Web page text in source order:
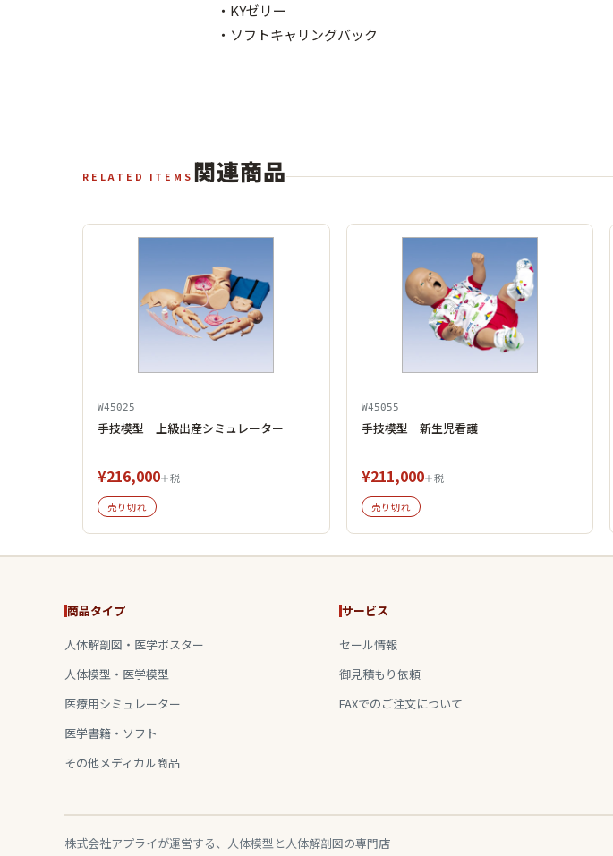
・KYゼリー
・ソフトキャリングバック
RELATED ITEMS 関連商品
W45025
手技模型 上級出産シミュレーター
¥216,000＋税
売り切れ
W45055
手技模型 新生児看護
¥211,000＋税
売り切れ
商品タイプ
人体解剖図・医学ポスター
人体模型・医学模型
医療用シミュレーター
医学書籍・ソフト
その他メディカル商品
サービス
セール情報
御見積もり依頼
FAXでのご注文について
株式会社アプライが運営する、人体模型と人体解剖図の専門店